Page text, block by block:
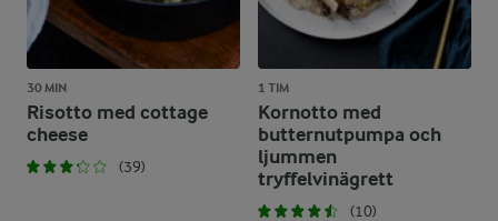
30 MIN
Risotto med cottage
cheese
(39)
1 TIM
Kornotto med
butternutpumpa och
ljummen
tryffelvinägrett
(10)